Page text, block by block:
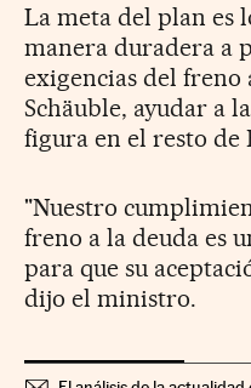
La meta del plan es
manera duradera a
exigencias del freno
Schäuble, ayudar a
figura en el resto de
"Nuestro
freno a la deuda es
para que su
dijo el ministro.